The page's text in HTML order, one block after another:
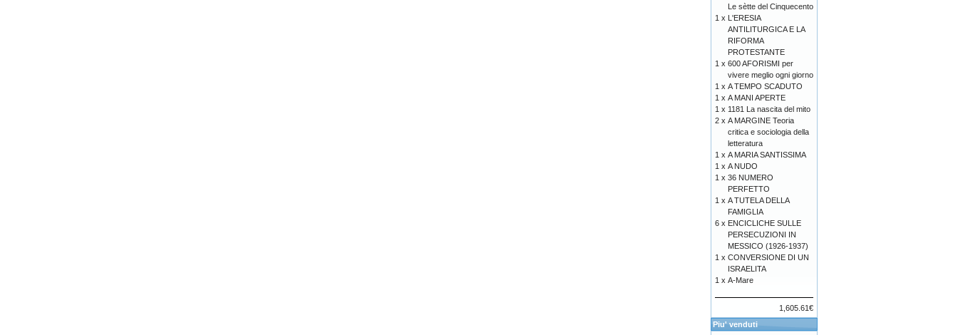
Le sètte del Cinquecento
1 x L'ERESIA
ANTILITURGICA E LA
RIFORMA
PROTESTANTE
1 x 600 AFORISMI per
vivere meglio ogni giorno
1 x A TEMPO SCADUTO
1 x A MANI APERTE
1 x 1181 La nascita del mito
2 x A MARGINE Teoria
critica e sociologia della
letteratura
1 x A MARIA SANTISSIMA
1 x A NUDO
1 x 36 NUMERO
PERFETTO
1 x A TUTELA DELLA
FAMIGLIA
6 x ENCICLICHE SULLE
PERSECUZIONI IN
MESSICO (1926-1937)
1 x CONVERSIONE DI UN
ISRAELITA
1 x A-Mare
1,605.61€
Piu' venduti